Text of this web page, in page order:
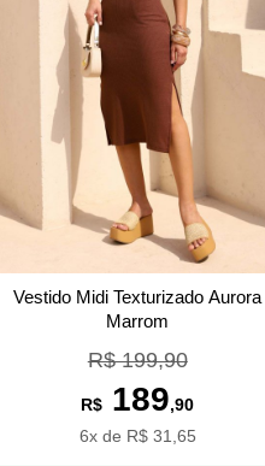
Vestido Midi Texturizado Aurora
Marrom
R$ 199,90
R$ 189,90
6x de R$ 31,65